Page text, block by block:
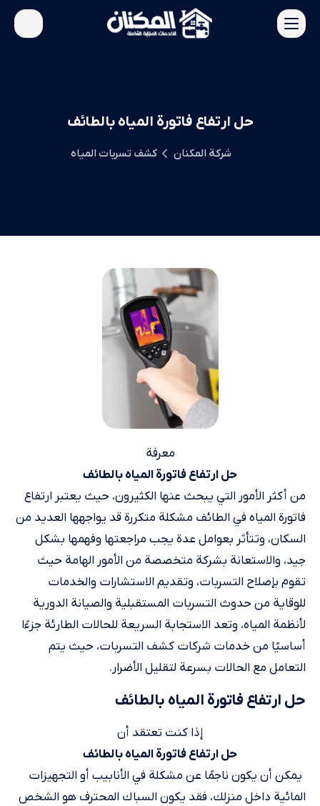
حل ارتفاع فاتورة المياه بالطائف
شركة المكنان كشف تسربات المياه
معرفة
حل ارتفاع فاتورة المياه بالطائف
من أكثر الأمور التي يبحث عنها الكثيرون، حيث يعتبر ارتفاع
فاتورة المياه في الطائف مشكلة متكررة قد يواجهها العديد من
السكان، وتتأثر بعوامل عدة يجب مراجعتها وفهمها بشكل
جيد، والاستعانة بشركة متخصصة من الأمور الهامة حيث
تقوم بإصلاح التسربات، وتقديم الاستشارات والخدمات
للوقاية من حدوث التسربات المستقبلية والصيانة الدورية
لأنظمة المياه، وتعد الاستجابة السريعة للحالات الطارئة جزءًا
أساسيًا من خدمات شركات كشف التسربات، حيث يتم
التعامل مع الحالات بسرعة لتقليل الأضرار.
حل ارتفاع فاتورة المياه بالطائف
إذا كنت تعتقد أن
حل ارتفاع فاتورة المياه بالطائف
يمكن أن يكون ناجمًا عن مشكلة في الأنابيب أو التجهيزات
المائية داخل منزلك، فقد يكون السباك المحترف هو الشخص